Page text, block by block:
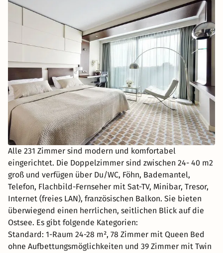
Alle 231 Zimmer sind modern und komfortabel
eingerichtet. Die Doppelzimmer sind zwischen 24- 40 m2
groß und verfügen über Du/WC, Föhn, Bademantel,
Telefon, Flachbild-Fernseher mit Sat-TV, Minibar, Tresor,
Internet (freies LAN), französischen Balkon. Sie bieten
überwiegend einen herrlichen, seitlichen Blick auf die
Ostsee. Es gibt folgende Kategorien:
Standard: 1-Raum 24-28 m², 78 Zimmer mit Queen Bed
ohne Aufbettungsmöglichkeiten und 39 Zimmer mit Twin